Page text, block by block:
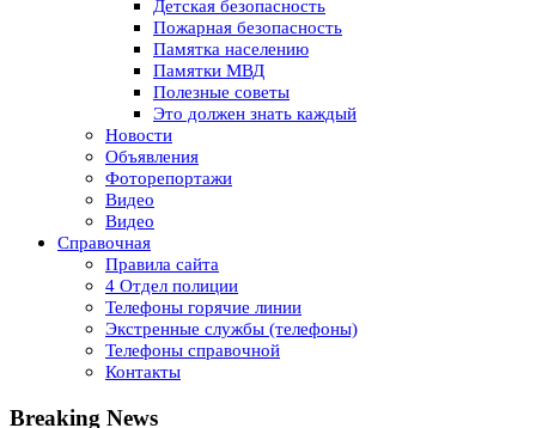
Детская безопасность
Пожарная безопасность
Памятка населению
Памятки МВД
Полезные советы
Это должен знать каждый
Новости
Объявления
Фоторепортажи
Видео
Видео
Справочная
Правила сайта
4 Отдел полиции
Телефоны горячие линии
Экстренные службы (телефоны)
Телефоны справочной
Контакты
Breaking News